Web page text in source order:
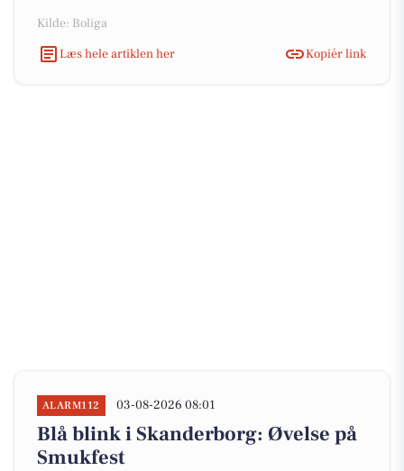
Kilde: Boliga
Læs hele artiklen her
Kopiér link
ALARM112 03-08-2026 08:01
Blå blink i Skanderborg: Øvelse på
Smukfest